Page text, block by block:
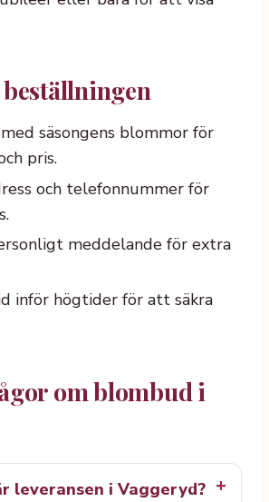
säsongens blommor för
pris.
och telefonnummer för
meddelande för extra
inför högtider för att säkra
om blombud i
leveransen i Vaggeryd?